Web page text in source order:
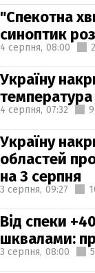
"Спекотна
синоптик
4 серпня, 08:00
Україну
температура
4 серпня, 07:32
Україну
областей
на 3 серпня
3 серпня, 09:27
Від спеки
шквалами:
3 серпня, 08:00